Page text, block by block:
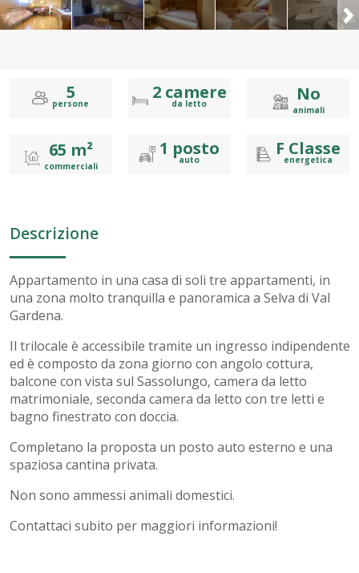
5
persone
2 camere
da letto No
animali
65 m²
commerciali
1 posto
auto
F Classe
energetica
Descrizione
Appartamento in una casa di soli tre appartamenti, in
una zona molto tranquilla e panoramica a Selva di Val
Gardena.
Il trilocale è accessibile tramite un ingresso indipendente
ed è composto da zona giorno con angolo cottura,
balcone con vista sul Sassolungo, camera da letto
matrimoniale, seconda camera da letto con tre letti e
bagno finestrato con doccia.
Completano la proposta un posto auto esterno e una
spaziosa cantina privata.
Non sono ammessi animali domestici.
Contattaci subito per maggiori informazioni!